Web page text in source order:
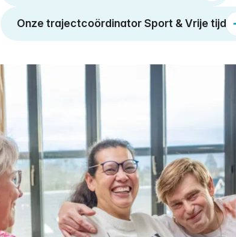
Onze trajectcoördinator Sport & Vrije tijd